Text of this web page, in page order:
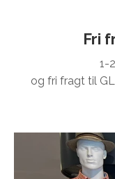
Fri
1-
og fri fragt til